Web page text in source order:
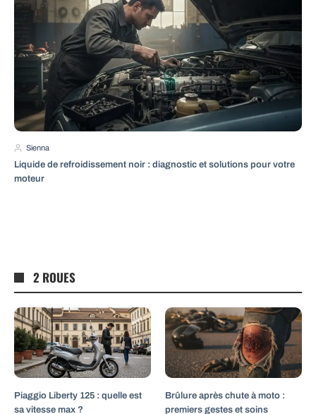
Sienna
Liquide de refroidissement noir : diagnostic et solutions pour votre
moteur
2 ROUES
Piaggio Liberty 125 : quelle est
sa vitesse max ?
Brûlure après chute à moto :
premiers gestes et soins